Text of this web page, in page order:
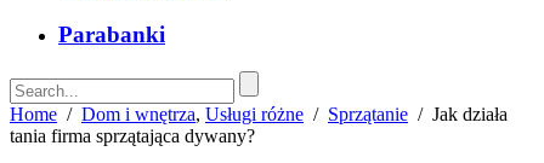
Parabanki
Home / Dom i wnętrza, Usługi różne / Sprzątanie / Jak działa
tania firma sprzątająca dywany?